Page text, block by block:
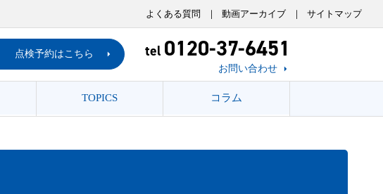
よくある質問 動画アーカイブ サイトマップ
点検予約はこちら tel 0120-37-6451
お問い合わせ
TOPICS コラム